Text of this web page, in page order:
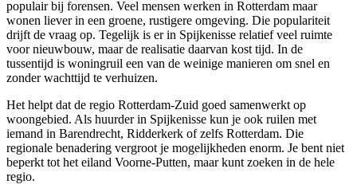
populair bij forensen. Veel mensen werken in Rotterdam maar
wonen liever in een groene, rustigere omgeving. Die populariteit
drijft de vraag op. Tegelijk is er in Spijkenisse relatief veel ruimte
voor nieuwbouw, maar de realisatie daarvan kost tijd. In de
tussentijd is woningruil een van de weinige manieren om snel en
zonder wachttijd te verhuizen.
Het helpt dat de regio Rotterdam-Zuid goed samenwerkt op
woongebied. Als huurder in Spijkenisse kun je ook ruilen met
iemand in Barendrecht, Ridderkerk of zelfs Rotterdam. Die
regionale benadering vergroot je mogelijkheden enorm. Je bent niet
beperkt tot het eiland Voorne-Putten, maar kunt zoeken in de hele
regio.